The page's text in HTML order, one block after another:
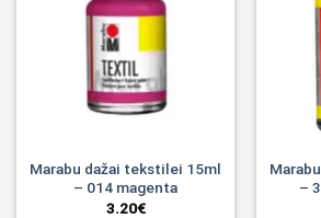
Marabu dažai tekstilei 15ml
– 014 magenta
3.20€
–